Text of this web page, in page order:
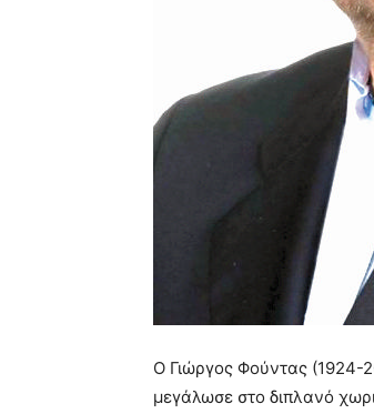
Ο Γιώργος Φούντας (1924-
μεγάλωσε στο διπλανό